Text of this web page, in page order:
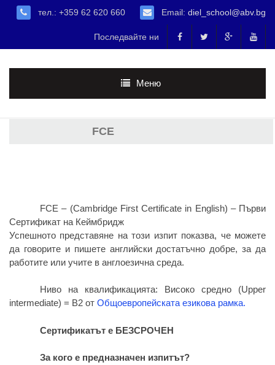
тел.: +359 62 620 660 Email: diel_school@abv.bg
Последвайте ни
Меню
FCE
FCE – (Cambridge First Certificate in English) – Първи
Сертификат на Кеймбридж
Успешното представяне на този изпит показва, че можете
да говорите и пишете английски достатъчно добре, за да
работите или учите в англоезична среда.
Ниво на квалификацията: Високо средно (Upper
intermediate) = B2 от Общоевропейската езикова рамка.
Сертификатът е БЕЗСРОЧЕН
За кого е предназначен изпитът?